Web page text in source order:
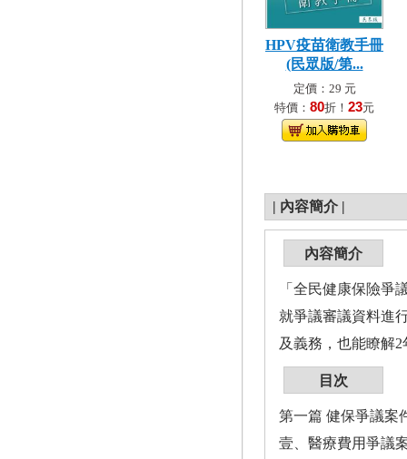
HPV疫苗衛教手冊
(民眾版/第...
定價：29 元
特價： 80折！ 23元
| 內容簡介 |
內容簡介
「全民健康保險爭
就爭議審議資料進
及義務，也能瞭解
目次
第一篇 健保爭議案
壹、醫療費用爭議